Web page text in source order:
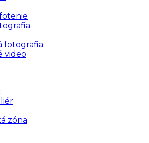
fotografia
video
zóna